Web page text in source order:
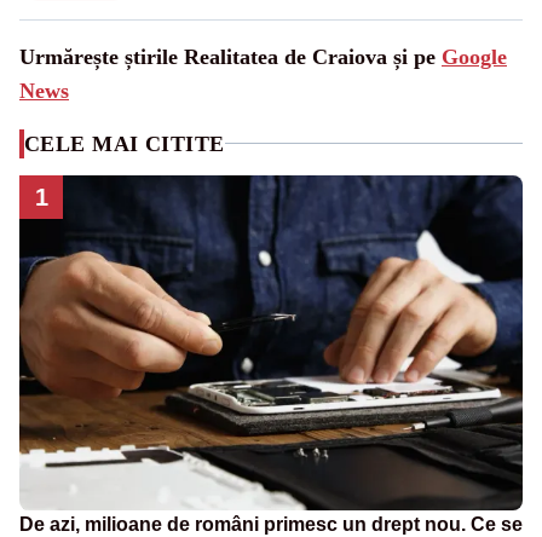
Urmărește știrile Realitatea de Craiova și pe Google
News
CELE MAI CITITE
1
De azi, milioane de români primesc un drept nou. Ce se